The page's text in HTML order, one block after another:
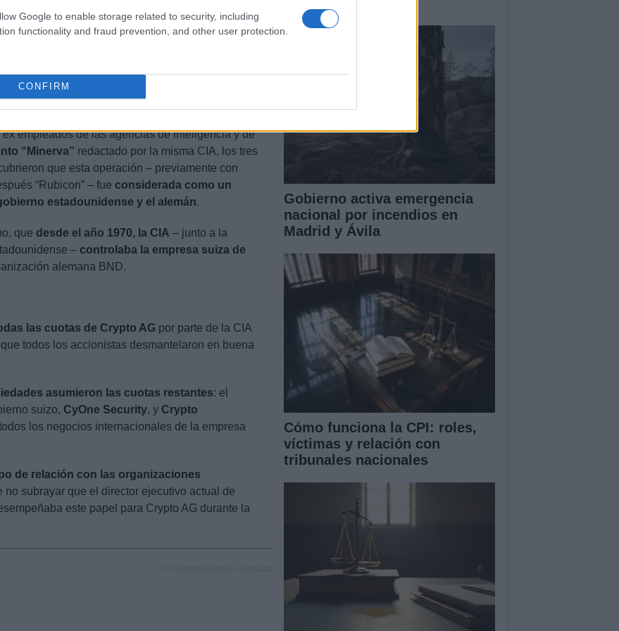
Google to enable storage related to security, including
functionality and fraud prevention, and other user protection.
CONFIRM
Minerva
empleados de las agencias de inteligencia y de
“Minerva” redactado por la misma CIA, los tres
que esta operación – previamente con
“Rubicon” – fue considerada como un
estadounidense y el alemán.
que desde el año 1970, la CIA – junto a la
– controlaba la empresa suiza de
alemana BND.
las cuotas de Crypto AG por parte de la CIA
todos los accionistas desmantelaron en buena
asumieron las cuotas restantes: el
suizo, CyOne Security, y Crypto
los negocios internacionales de la empresa
de relación con las organizaciones
no subrayar que el director ejecutivo actual de
este papel para Crypto AG durante la
Gobierno activa emergencia
nacional por incendios en
Madrid y Ávila
Cómo funciona la CPI: roles,
víctimas y relación con
tribunales nacionales